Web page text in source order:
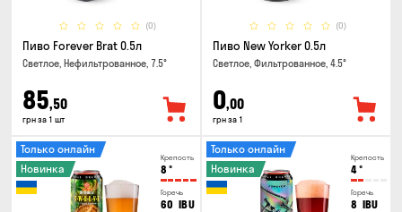
(0)
Пиво Forever Brat 0.5л
Светлое, Нефильтрованное, 7.5°
85,50
грн за 1 шт
(0)
Пиво New Yorker 0.5л
Светлое, Фильтрованное, 4.5°
0,00
грн за 1
Крепость
8 °
Горечь
60 IBU
Только онлайн
Новинка
Крепость
4°
Горечь
8 IBU
Только онлайн
Новинка